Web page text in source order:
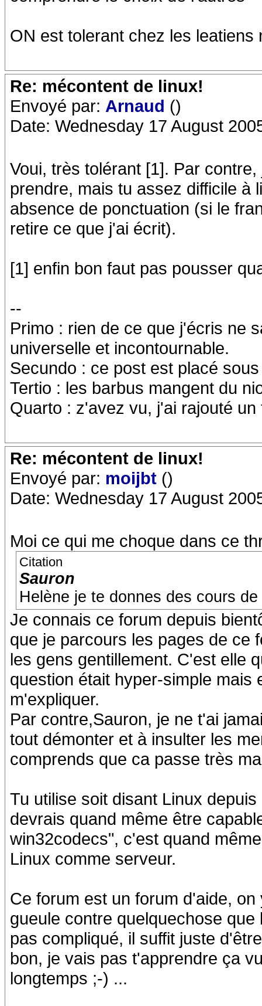
ON est tolerant chez les leatiens
Re: mécontent de linux!
Envoyé par: Arnaud ()
Date: Wednesday 17 August
Voui, très tolérant [1]. Par
prendre, mais tu assez difficile à
absence de ponctuation (si le
retire ce que j'ai écrit).
[1] enfin bon faut pas pousser
--
Primo : rien de ce que j'écris ne
universelle et incontournable.
Secundo : ce post est placé
Tertio : les barbus mangent du
Quarto : z'avez vu, j'ai rajouté un
Re: mécontent de linux!
Envoyé par: moijbt ()
Date: Wednesday 17 August
Moi ce qui me choque dans ce
Citation
Sauron
Helène je te donnes des cours
Je connais ce forum depuis
que je parcours les pages de ce
les gens gentillement. C'est elle
question était hyper-simple mais
m'expliquer.
Par contre,Sauron, je ne t'ai
tout démonter et à insulter les
comprends que ca passe très
Tu utilise soit disant Linux
devrais quand même être
win32codecs", c'est quand
Linux comme serveur.
Ce forum est un forum d'aide,
gueule contre quelquechose
pas compliqué, il suffit juste
bon, je vais pas t'apprendre ça
longtemps ;-) ...